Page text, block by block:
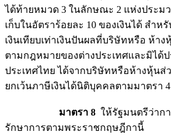
ได้ท้ายหมวด 3 ในลักษณะ 2 แห่งประม
เก็บในอัตราร้อยละ 10 ของเงินได้ สำห
เงินเทียบเท่าเงินปันผลที่บริษัทหรือ ห้
ตามกฎหมายของต่างประเทศและมิได้
ประเทศไทย ได้จากบริษัทหรือห้างหุ้น
ยกเว้นภาษีเงินได้นิติบุคคลตามมาตรา 4
มาตรา 8 ให้รัฐมนตรีว่าก
รักษาการตามพระราชกฤษฎีกานี้